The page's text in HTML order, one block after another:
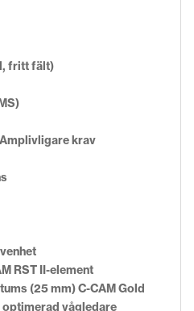
fritt fält)
krav
RST II-element
(25 mm) C-CAM Gold
vågledare